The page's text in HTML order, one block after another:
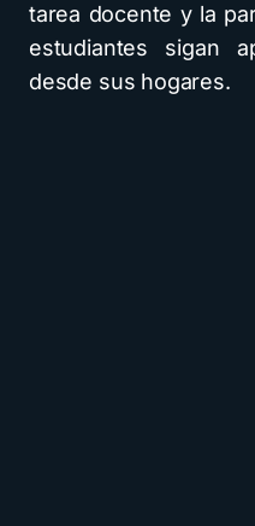
tarea docente y la
estudiantes sigan
desde sus hogares.